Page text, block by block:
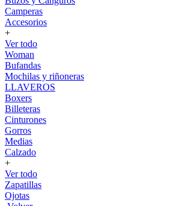
Camperas
Accesorios
+
Ver todo
Woman
Bufandas
Mochilas y riñoneras
LLAVEROS
Boxers
Billeteras
Cinturones
Gorros
Medias
Calzado
+
Ver todo
Zapatillas
Ojotas